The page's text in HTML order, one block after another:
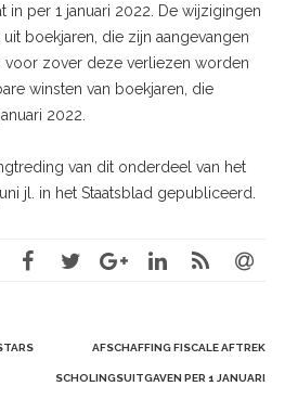
in per 1 januari 2022. De wijzigingen
boekjaren, die zijn aangevangen
voor zover deze verliezen worden
winsten van boekjaren, die
2022.
van dit onderdeel van het
jl. in het Staatsblad gepubliceerd.
AFSCHAFFING FISCALE AFTREK
SCHOLINGSUITGAVEN PER 1 JANUARI